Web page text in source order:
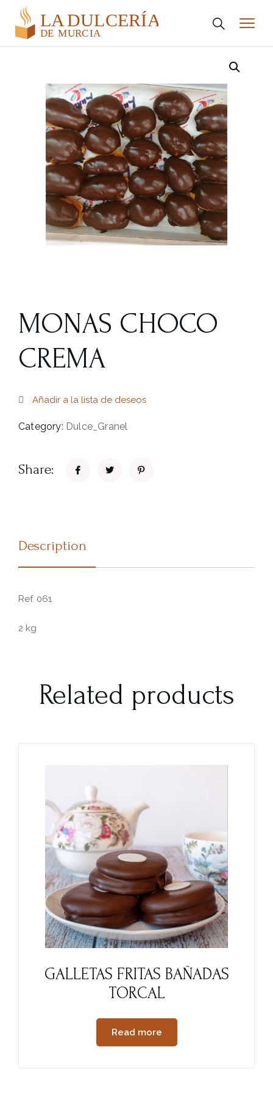
MONAS CHOCO
CREMA
Añadir a la lista de deseos
Category: Dulce_Granel
Share:
Description
Ref. 061
2 kg
Related products
GALLETAS FRITAS BAÑADAS
TORCAL
Read more